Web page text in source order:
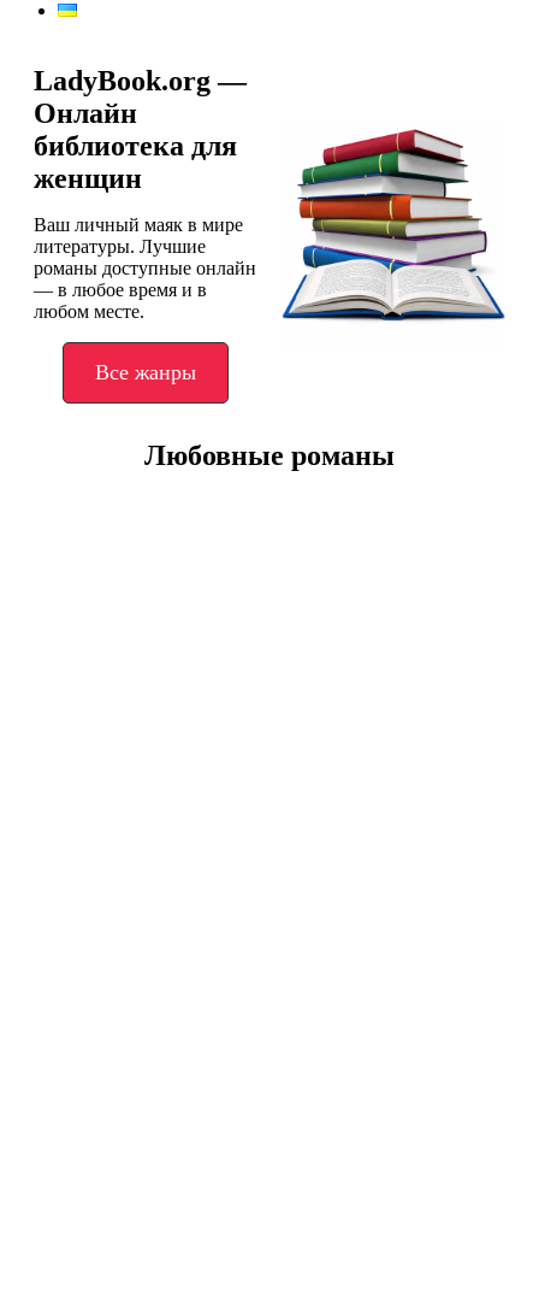
LadyBook.org —
Онлайн
библиотека для
женщин
Ваш личный маяк в мире
литературы. Лучшие
романы доступные онлайн
— в любое время и в
любом месте.
Все жанры
Любовные романы